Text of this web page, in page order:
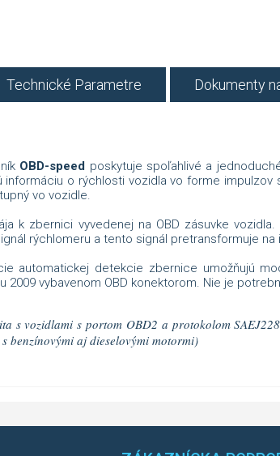
Technické Parametre Dokumenty
OBD-speed poskytuje spoľahlivé a
informáciu o rýchlosti vozidla vo forme
vo vozidle.
k zbernici vyvedenej na OBD zásuvke
rýchlomeru a tento signál pretransformuje na
automatickej detekcie zbernice umožňujú
2009 vybavenom OBD konektorom. Nie je
s vozidlami s portom OBD2 a protokolom
benzínovými aj dieselovými motormi)